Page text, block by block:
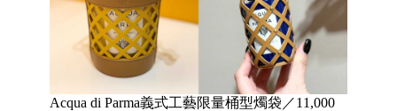
Acqua di Parma義式工藝限量桶型燭袋／11,000